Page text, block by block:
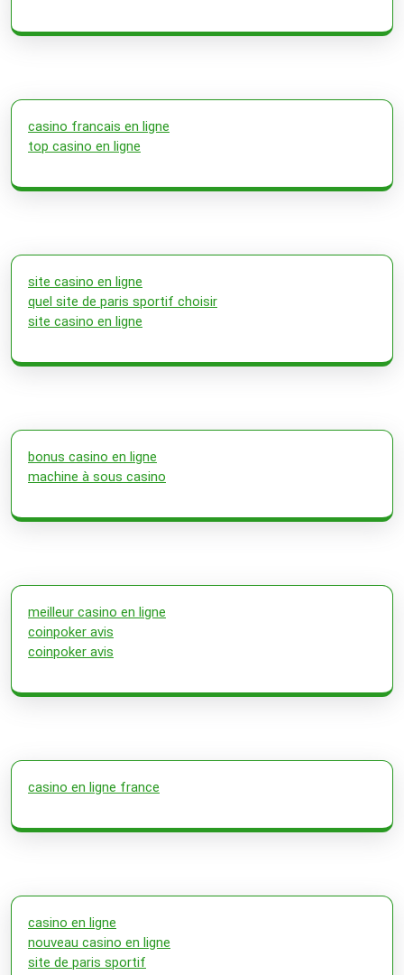
casino francais en ligne
top casino en ligne
site casino en ligne
quel site de paris sportif choisir
site casino en ligne
bonus casino en ligne
machine à sous casino
meilleur casino en ligne
coinpoker avis
coinpoker avis
casino en ligne france
casino en ligne
nouveau casino en ligne
site de paris sportif